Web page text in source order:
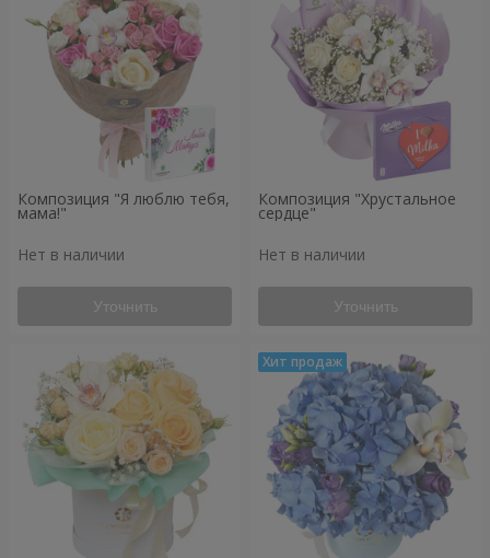
Композиция "Я люблю тебя,
мама!"
Нет в наличии
Уточнить
Композиция "Хрустальное
сердце"
Нет в наличии
Уточнить